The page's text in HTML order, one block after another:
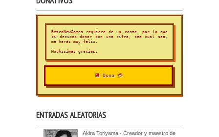
RetroNewGames requiere de un coste, por lo que
si decides donar con una cifra, sea cual sea,
me harás muy feliz.
Muchísimas gracias.
💾 Dona 💳
ENTRADAS ALEATORIAS
Akira Toriyama - Creador y maestro de